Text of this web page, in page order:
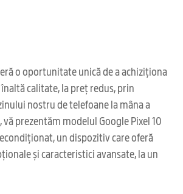
o oportunitate unică de a achiziționa
calitate, la preț redus, prin
nostru de telefoane la mâna a
vă prezentăm modelul Google Pixel 10
un dispozitiv care oferă
și caracteristici avansate, la un